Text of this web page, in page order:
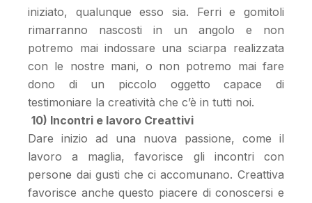
iniziato, qualunque esso sia. Ferri e gomitoli
rimarranno nascosti in un angolo e non
potremo mai indossare una sciarpa realizzata
con le nostre mani, o non potremo mai fare
dono di un piccolo oggetto capace di
testimoniare la creatività che c’è in tutti noi.
10) Incontri e lavoro Creattivi
Dare inizio ad una nuova passione, come il
lavoro a maglia, favorisce gli incontri con
persone dai gusti che ci accomunano. Creattiva
favorisce anche questo piacere di conoscersi e